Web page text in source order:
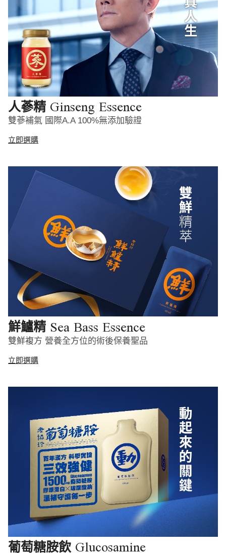
人蔘精 Ginseng Essence
雙蔘補氣 國際A.A 100%無添加驗證
立即選購
鮮鱸精 Sea Bass Essence
雙鮮複方 營養全方位的術後保養聖品
立即選購
葡萄糖胺飲